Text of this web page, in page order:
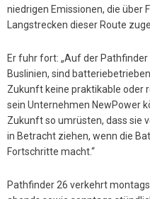
niedrigen Emissionen, die über
Langstrecken dieser Route
Er fuhr fort: „Auf der
Buslinien, sind
Zukunft keine praktikable oder
sein Unternehmen NewPower
Zukunft so umrüsten, dass sie
in Betracht ziehen, wenn die
Fortschritte macht.“
Pathfinder 26 verkehrt